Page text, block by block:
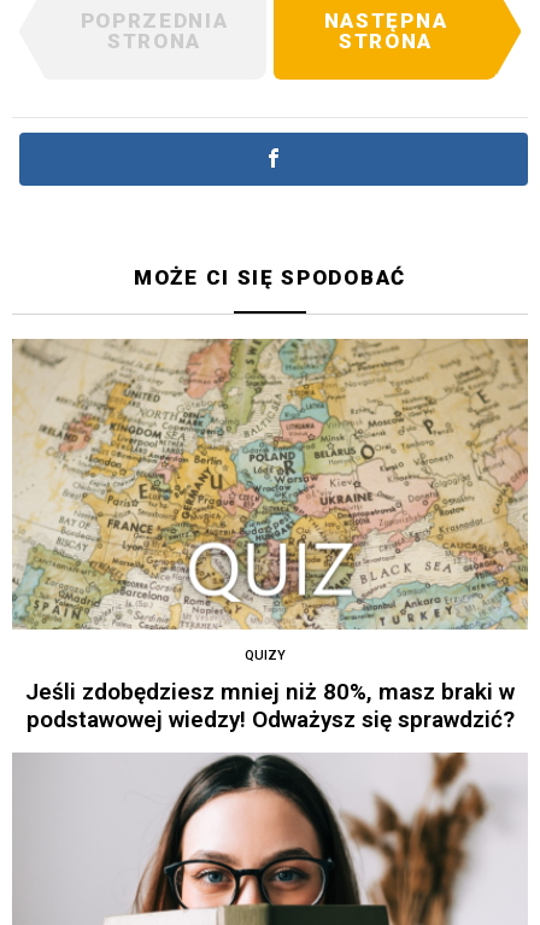
POPRZEDNIA
STRONA
NASTĘPNA
STRONA
MOŻE CI SIĘ SPODOBAĆ
QUIZY
Jeśli zdobędziesz mniej niż 80%, masz braki w
podstawowej wiedzy! Odważysz się sprawdzić?